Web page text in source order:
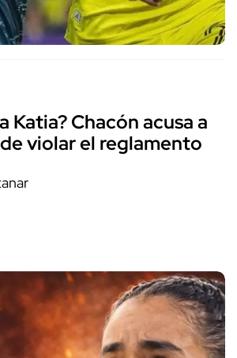
Katia? Chacón acusa a
violar el reglamento